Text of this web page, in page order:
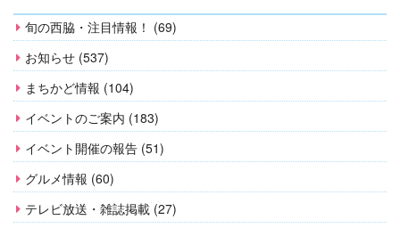
旬の西脇・注目情報！ (69)
お知らせ (537)
まちかど情報 (104)
イベントのご案内 (183)
イベント開催の報告 (51)
グルメ情報 (60)
テレビ放送・雑誌掲載 (27)